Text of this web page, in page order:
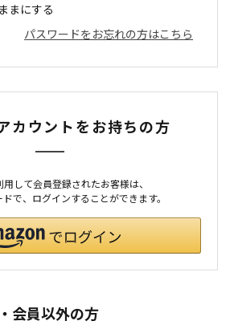
まにする
パスワードをお忘れの方はこちら
カウントをお持ちの方
して会員登録されたお客様は、
で、ログインすることができます。
会員以外の方